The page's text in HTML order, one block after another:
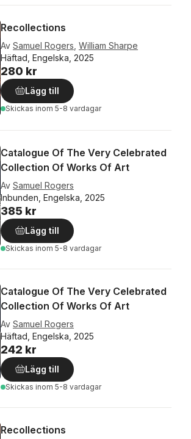
Recollections
Av Samuel Rogers William Sharpe
Häftad, Engelska, 2025
280 kr
Lägg till
Skickas inom 5-8 vardagar
Catalogue Of The Very Celebrated
Collection Of Works Of Art
Av Samuel Rogers
Inbunden, Engelska, 2025
385 kr
Lägg till
Skickas inom 5-8 vardagar
Catalogue Of The Very Celebrated
Collection Of Works Of Art
Av Samuel Rogers
Häftad, Engelska, 2025
242 kr
Lägg till
Skickas inom 5-8 vardagar
Recollections